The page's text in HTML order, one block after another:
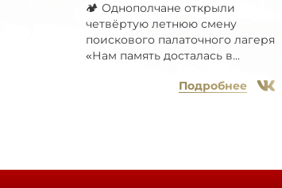
🏕 Однополчане открыли
четвёртую летнюю смену
поискового палаточного лагеря
«Нам память досталась в...
Подробнее